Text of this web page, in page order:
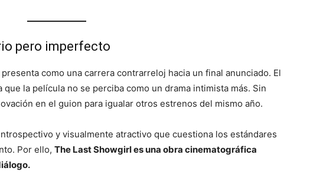
pero imperfecto
presenta como una carrera contrarreloj hacia un final anunciado. El
la película no se perciba como un drama intimista más. Sin
en el guion para igualar otros estrenos del mismo año.
y visualmente atractivo que cuestiona los estándares
Por ello, The Last Showgirl es una obra cinematográfica